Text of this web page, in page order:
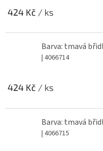
424 Kč / ks
Barva: tmavá
| 4066714
424 Kč / ks
Barva: tmavá
| 4066715